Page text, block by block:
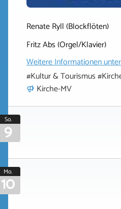
Renate Ryll (Blockflöten)
Fritz Abs (Orgel/Klavier)
Weitere Informationen
#Kultur & Tourismus
Kirche-MV
So.
9
Mo.
10